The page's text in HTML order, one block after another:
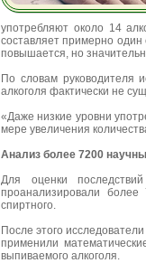
употребляют около 14
составляет примерно один
повышается, но
По словам руководителя
алкоголя фактически не
«Даже низкие уровни
мере увеличения
Анализ более 7200
Для оценки
проанализировали
спиртного.
После этого
применили
выпиваемого алкоголя.